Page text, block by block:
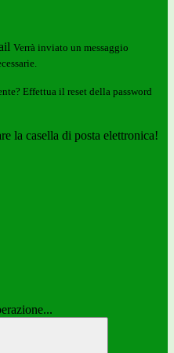
Verrà inviato un messaggio
Effettua il reset della password
la casella di posta elettronica!